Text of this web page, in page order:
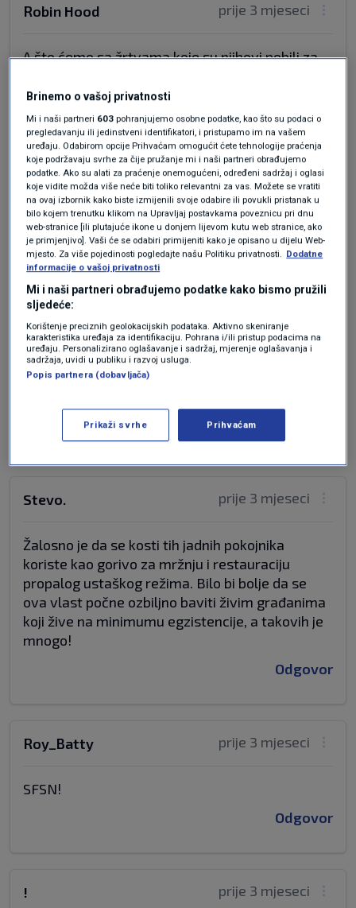
prije 3 mjeseci
Robin Hood
A što ćemo sa žrtvama koje su njihovi pobili za
Čije je Batinder granice potvrdio kad je trebalo
priznat Hrvatsku jel ustaške ili Titove granice?
Odgovor
prije 3 mjeseci
Sarah
Sada te ljude pokopajte u Jasenovcu i kraj onog
spomenika napravite njihov spomenik jer su
žrtve istog perioda kao i one žrtve .Ako
osuđujemo sve bivše režime koji su izazvali
stradanja onda neka i žrtve imaju spomenik na
istom mjestu . To su žrtve 40-ih žrtve ustaškog i
komunističkog režima . Pošteno je da im se
prije 3 mjeseci
Stevo.
Žalosno je da se kosti tih jadnih pokojnika
koriste kao gorivo za mržnju i restauraciju
propalog ustaškog režima. Bilo bi bolje da se
ova vlast počne ozbiljno baviti živim građanima
koji žive na minimumu egzistencije, a takovih je
mnogo!
Odgovor
prije 3 mjeseci
Roy_Batty
SFSN!
Odgovor
prije 3 mjeseci
!
Brinemo o vašoj privatnosti
Mi i naši partneri 603 pohranjujemo osobne podatke, kao što su podaci o
pregledavanju ili jedinstveni identifikatori, i pristupamo im na vašem
uređaju. Odabirom opcije Prihvaćam omogućit ćete tehnologije praćenja
koje podržavaju svrhe za čije pružanje mi i naši partneri obrađujemo
podatke. Ako su alati za praćenje onemogućeni, određeni sadržaj i oglasi
koje vidite možda više neće biti toliko relevantni za vas. Možete se vratiti
na ovaj izbornik kako biste izmijenili svoje odabire ili povukli pristanak u
bilo kojem trenutku klikom na Upravljaj postavkama poveznicu pri dnu
web-stranice [ili plutajuće ikone u donjem lijevom kutu web stranice, ako
je primjenjivo]. Vaši će se odabiri primijeniti kako je opisano u dijelu Web-
mjesto. Za više pojedinosti pogledajte našu Politiku privatnosti. Dodatne
informacije o vašoj privatnosti
Mi i naši partneri obrađujemo podatke kako bismo pružili
sljedeće:
Korištenje preciznih geolokacijskih podataka. Aktivno skeniranje
karakteristika uređaja za identifikaciju. Pohrana i/ili pristup podacima na
uređaju. Personalizirano oglašavanje i sadržaj, mjerenje oglašavanja i
sadržaja, uvidi u publiku i razvoj usluga.
Popis partnera (dobavljača)
Prikaži svrhe Prihvaćam